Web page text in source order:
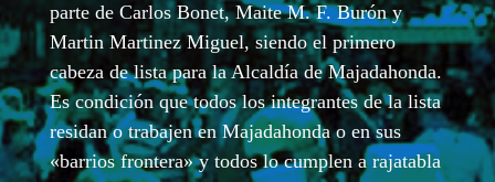
parte de Carlos Bonet, Maite M. F. Burón y
Martin Martinez Miguel, siendo el primero
cabeza de lista para la Alcaldía de Majadahonda.
Es condición que todos los integrantes de la lista
residan o trabajen en Majadahonda o en sus
«barrios frontera» y todos lo cumplen a rajatabla